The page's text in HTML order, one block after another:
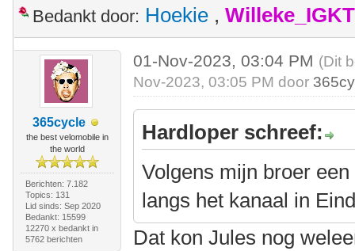
Bedankt door: Hoekie , Willeke_IGKT
365cycle
the best velomobile in
the world
Berichten: 7.182
Topics: 131
Lid sinds: Sep 2020
Bedankt: 15599
12270 x bedankt in
5762 berichten
01-Nov-2023, 03:04 PM (Dit
Nov-2023, 03:05 PM door
Hardloper schreef:
Volgens mijn broer
langs het kanaal in
Dat kon Jules nog